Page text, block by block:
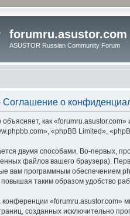
forumru.asustor.com
ASUSTOR Russian Community Forum
Соглашение о
как
«phpBB Limited»,
двумя способами. Во-первых,
файлов вашего браузера).
вам программным обеспечением
таким образом удобство
«forumru.asustor.com»
созданных исключительно